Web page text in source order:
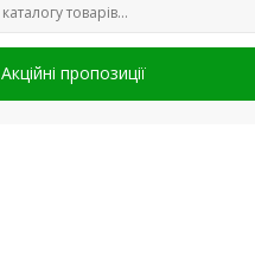
Акційні пропозиції